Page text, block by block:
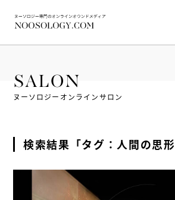
SALON
ヌーソロジーオンラインサロン
検索結果「タグ：人間の思形